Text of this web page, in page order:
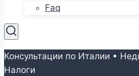
Faq
Консультации по Италии •
Налоги